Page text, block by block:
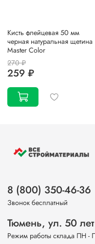
Кисть флейцевая 50 мм
черная натуральная щетина
Master Color
270 ₽
259 ₽
8 (800) 350-46-36
Звонок бесплатный
Тюмень, ул. 50
Режим работы склада ПН -